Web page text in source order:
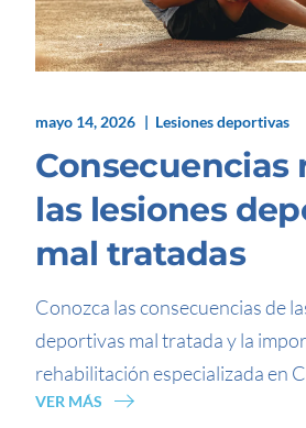
mayo 14, 2026 Lesiones deportivas
Consecuencias
las lesiones
mal tratadas
Conozca las consecuencias de
deportivas mal tratada y la
rehabilitación especializada en
VER MÁS